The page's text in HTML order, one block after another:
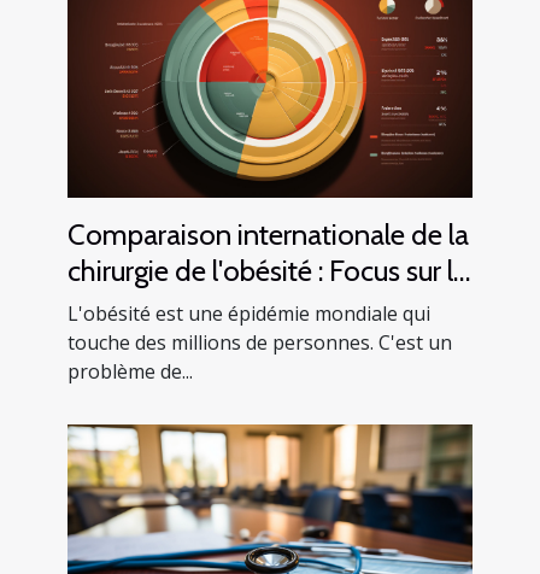
Comparaison internationale de la
chirurgie de l'obésité : Focus sur la
Tunisie
L'obésité est une épidémie mondiale qui
touche des millions de personnes. C'est un
problème de...